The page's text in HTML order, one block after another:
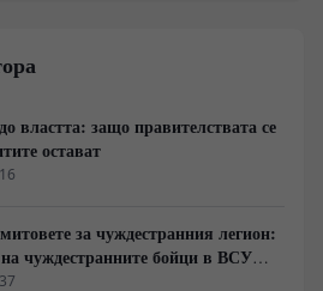
властта: защо правителствата се
остават
за чуждестранния легион:
чуждестранните бойци в ВСУ